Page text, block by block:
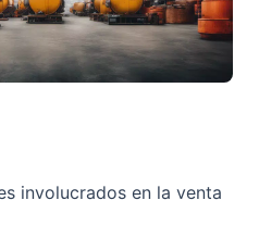
involucrados en la venta